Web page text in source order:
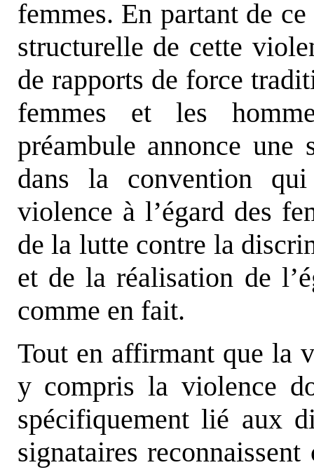
femmes. En partant de
structurelle de cette
de rapports de force
femmes et les
préambule annonce une
dans la convention
violence à l’égard des
de la lutte contre la
et de la réalisation de
comme en fait.
Tout en affirmant que la
y compris la violence
spécifiquement lié aux
signataires